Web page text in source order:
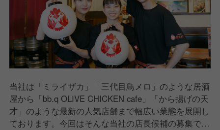
当社は「ミライザカ」「三代目鳥メロ」のような居酒
屋から「bb.q OLIVE CHICKEN cafe」「から揚げの天
才」のような最新の人気店舗まで幅広い業態を展開し
ております。今回はそんな当社の店長候補の募集で